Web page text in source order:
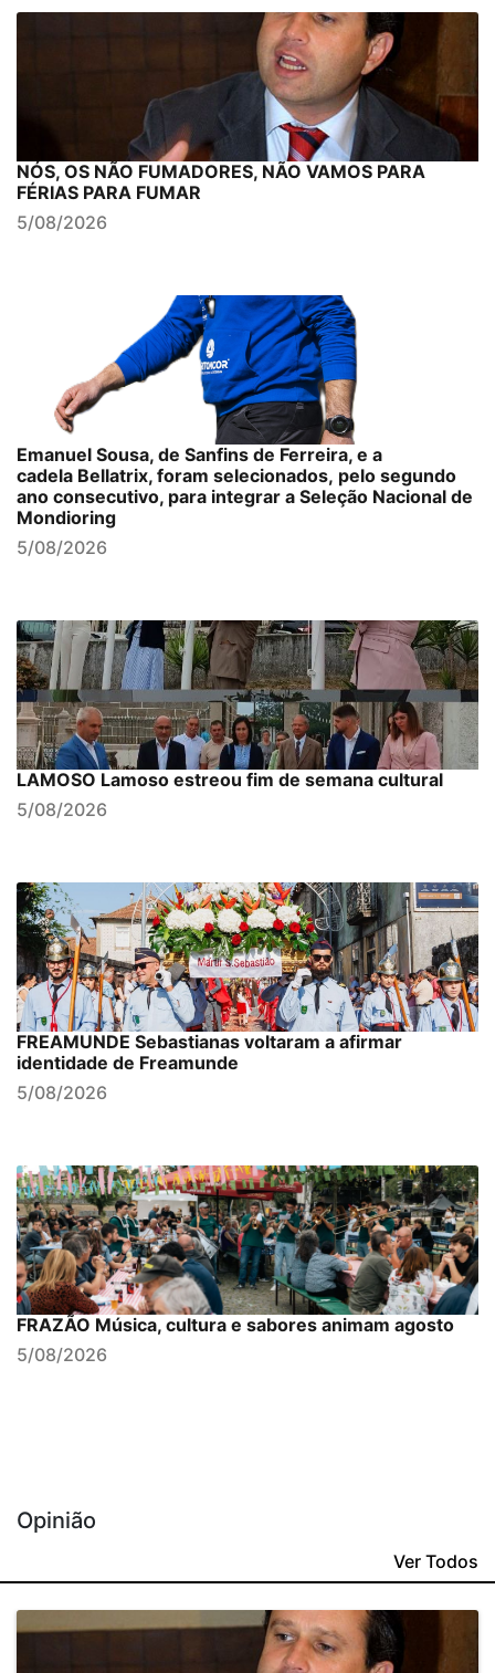
NÓS, OS NÃO FUMADORES, NÃO VAMOS PARA
FÉRIAS PARA FUMAR
5/08/2026
Emanuel Sousa, de Sanfins de Ferreira, e a
cadela Bellatrix, foram selecionados, pelo segundo
ano consecutivo, para integrar a Seleção Nacional de
Mondioring
5/08/2026
LAMOSO Lamoso estreou fim de semana cultural
5/08/2026
FREAMUNDE Sebastianas voltaram a afirmar
identidade de Freamunde
5/08/2026
FRAZÃO Música, cultura e sabores animam agosto
5/08/2026
Opinião
Ver Todos